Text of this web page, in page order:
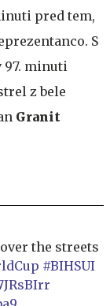
pred tem,
S
97. minuti
z bele
Granit
the streets
#BIHSUI